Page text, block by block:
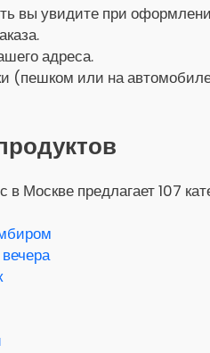
вы увидите при
адреса.
(пешком или на
Москве предлагает 107